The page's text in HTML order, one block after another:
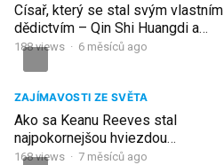
Císař, který se stal svým vlastním
dědictvím – Qin Shi Huangdi a
tajemství hliněné armády
188views · 6 měsíců ago
ZAJÍMAVOSTI ZE SVĚTA
Ako sa Keanu Reeves stal
najpokornejšou hviezdou
Hollywoodu
168views · 7 měsíců ago